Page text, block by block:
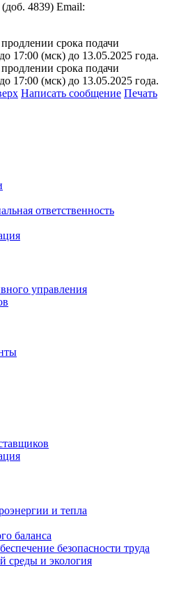
4839) Email:
срока подачи
17:00 (мск) до 13.05.2025 года.
срока подачи
17:00 (мск) до 13.05.2025 года.
Написать сообщение Печать
ответственность
управления
и тепла
баланса
безопасности труда
и экология